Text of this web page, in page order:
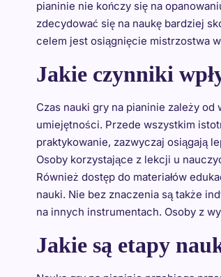
pianinie nie kończy się na
zdecydować się na naukę bardziej
celem jest osiągnięcie mistrzostwa
Jakie czynniki
Czas nauki gry na pianinie zależy
umiejętności. Przede wszystkim
praktykowanie, zazwyczaj osiągają
Osoby korzystające z lekcji u
Również dostęp do materiałów
nauki. Nie bez znaczenia są także
na innych instrumentach. Osoby z
Jakie są etapy